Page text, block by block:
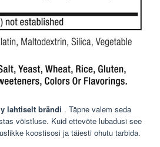
lahtiselt brändi . Täpne valem seda
võistluse. Kuid ettevõte lubadusi see
koostisosi ja täiesti ohutu tarbida.